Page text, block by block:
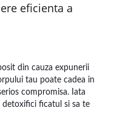
eficienta a
din cauza expunerii
tau poate cadea in
compromisa. Iata
detoxifici ficatul si sa te